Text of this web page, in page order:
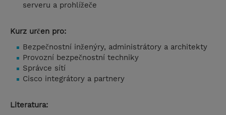
serveru a prohlížeče
Kurz určen pro:
Bezpečnostní inženýry, administrátory a architekty
Provozní bezpečnostní techniky
Správce sítí
Cisco integrátory a partnery
Literatura: